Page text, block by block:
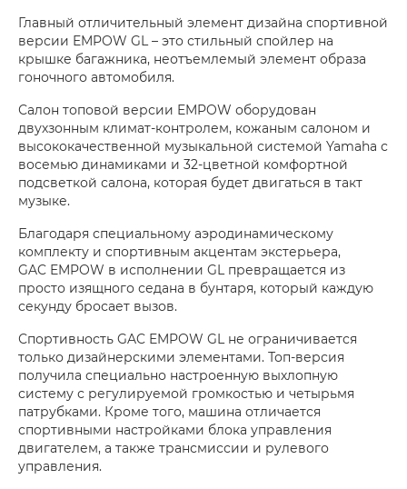
Главный отличительный элемент дизайна спортивной
версии EMPOW GL – это стильный спойлер на
крышке багажника, неотъемлемый элемент образа
гоночного автомобиля.
Салон топовой версии EMPOW оборудован
двухзонным климат-контролем, кожаным салоном и
высококачественной музыкальной системой Yamaha с
восемью динамиками и 32-цветной комфортной
подсветкой салона, которая будет двигаться в такт
музыке.
Благодаря специальному аэродинамическому
комплекту и спортивным акцентам экстерьера,
GAC EMPOW в исполнении GL превращается из
просто изящного седана в бунтаря, который каждую
секунду бросает вызов.
Спортивность GAC EMPOW GL не ограничивается
только дизайнерскими элементами. Топ-версия
получила специально настроенную выхлопную
систему с регулируемой громкостью и четырьмя
патрубками. Кроме того, машина отличается
спортивными настройками блока управления
двигателем, а также трансмиссии и рулевого
управления.